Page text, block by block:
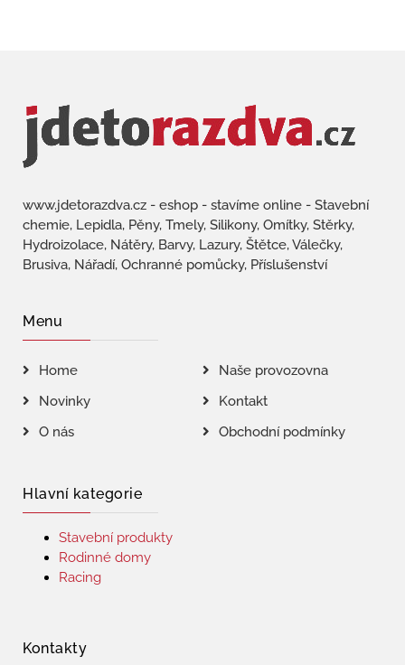
www.jdetorazdva.cz - eshop - stavíme online - Stavební
chemie, Lepidla, Pěny, Tmely, Silikony, Omítky, Stěrky,
Hydroizolace, Nátěry, Barvy, Lazury, Štětce, Válečky,
Brusiva, Nářadí, Ochranné pomůcky, Příslušenství
Menu
Home
Naše provozovna
Novinky
Kontakt
O nás
Obchodní podmínky
Hlavní kategorie
Stavební produkty
Rodinné domy
Racing
Kontakty